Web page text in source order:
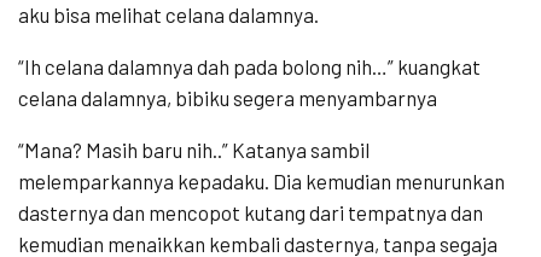
aku bisa melihat celana dalamnya.
“Ih celana dalamnya dah pada bolong nih…” kuangkat
celana dalamnya, bibiku segera menyambarnya
“Mana? Masih baru nih..” Katanya sambil
melemparkannya kepadaku. Dia kemudian menurunkan
dasternya dan mencopot kutang dari tempatnya dan
kemudian menaikkan kembali dasternya, tanpa segaja